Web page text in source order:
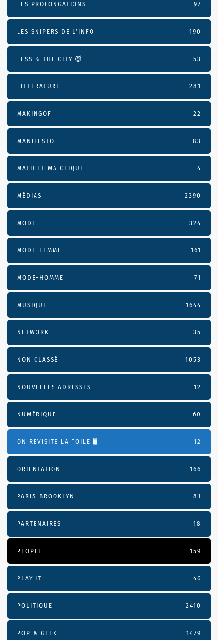
LES PROLONGATIONS 97
LES SNIPERS DE L’INFO 190
LESS & THE CITY 😈 53
LITTÉRATURE 281
MAKINGOF 22
MANIFESTO 83
MATH ET MA CLIQUE 4
MÉDIAS 2390
MODE 324
MODE-FEMME 161
MODE-HOMME 71
MUSIQUE 1644
NETWORK 35
NON CLASSÉ 1053
NOUVELLES ADRESSES 12
NUMÉRIQUE 60
ON REVISITE LA TOILE 🖥️ 12
ORIENTATION 166
PARIS-BROOKLYN 81
PARTENAIRES 18
PEOPLE 159
PLAY IT 46
POLITIQUE 2410
POP & GEEK 1479